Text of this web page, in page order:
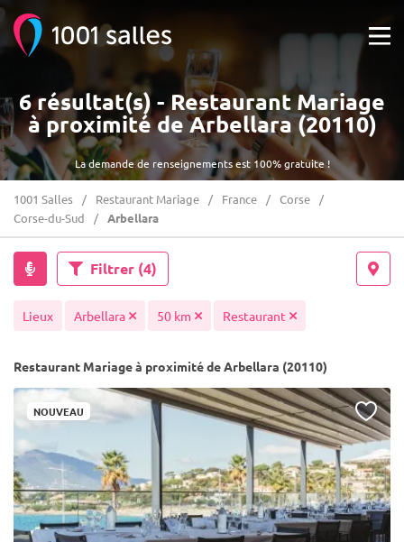
La demande de renseignements est 100% gratuite !
6 résultat(s) - Restaurant Mariage
à proximité de Arbellara (20110)
1001 Salles Restaurant Mariage France
Corse
Corse-du-Sud
Arbellara
Filtrer (4)
Lieux Arbellara 50 km Restaurant
Restaurant Mariage à proximité de Arbellara (20110)
NOUVEAU